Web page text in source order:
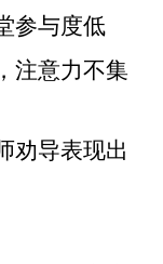
参与度低
注意力不集
劝导表现出